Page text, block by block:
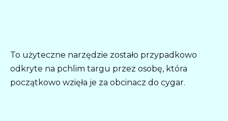
To użyteczne narzędzie zostało przypadkowo
odkryte na pchlim targu przez osobę, która
początkowo wzięła je za obcinacz do cygar.